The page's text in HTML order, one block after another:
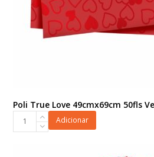
Poli True Love 49cmx69cm 50fls
Poli
Adicionar